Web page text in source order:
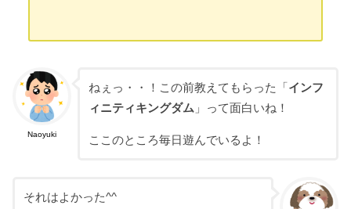
Naoyuki
ねぇっ・・！この前教えてもらった「 インフ
ィニティキングダム 」って面白いね！
ここのところ毎日遊んでいるよ！
それはよかった^^